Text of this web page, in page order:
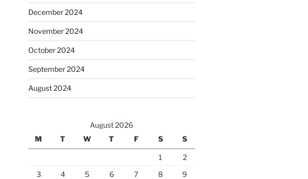
December 2024
November 2024
October 2024
September 2024
August 2024
August 2026
M
T W T F S S
1
2
3
4 5 6 7 8
9